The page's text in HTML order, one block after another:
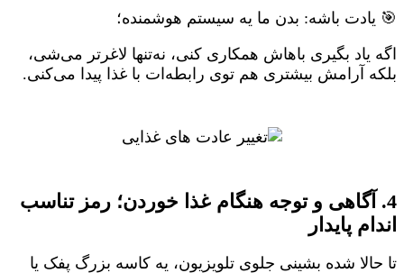
🎯 یادت باشه: بدن ما یه سیستم هوشمنده؛
اگه یاد بگیری باهاش همکاری کنی، نه‌تنها لاغرتر می‌شی،
بلکه آرامش بیشتری هم توی رابطه‌ات با غذا پیدا می‌کنی.
4. آگاهی و توجه هنگام غذا خوردن؛ رمز تناسب
اندام پایدار
تا حالا شده بشینی جلوی تلویزیون، یه کاسه بزرگ پفک یا